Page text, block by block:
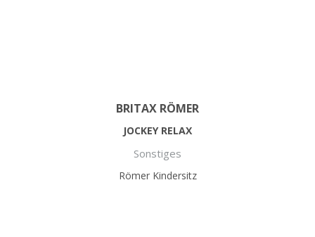
BRITAX RÖMER
JOCKEY RELAX
Sonstiges
Römer Kindersitz